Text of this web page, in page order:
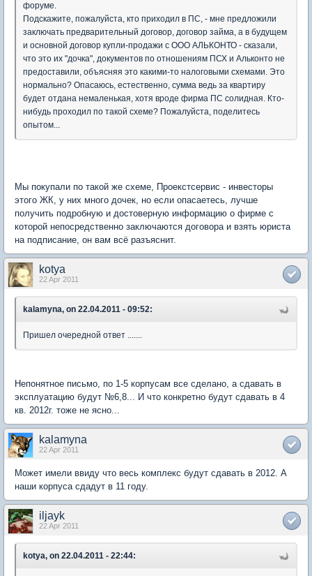
форуме.
Подскажите, пожалуйста, кто приходил в ПС, - мне предложили
заключать предварительный договор, договор займа, а в будущем
и основной договор купли-продажи с ООО АЛЬКОНТО - сказали,
что это их "дочка", документов по отношениям ПСХ и Альконто не
предоставили, объясняя это какими-то налоговыми схемами. Это
нормально? Опасаюсь, естественно, сумма ведь за квартиру
будет отдана немаленькая, хотя вроде фирма ПС солидная. Кто-
нибудь проходил по такой схеме? Пожалуйста, поделитесь
опытом...
Мы покупали по такой же схеме, Проекстсервис - инвесторы
этого ЖК, у них много дочек, но если опасаетесь, лучше
получить подробную и достоверную информацию о фирме с
которой непосредственно заключаются договора и взять юриста
на подписание, он вам всё разъяснит.
kotya
22 Apr 2011
kalamyna, on 22.04.2011 - 09:52:
Пришел очередной ответ .......
Непонятное письмо, по 1-5 корпусам все сделано, а сдавать в
эксплуатацию будут №6,8... И что конкретно будут сдавать в 4
кв. 2012г. тоже не ясно...
kalamyna
22 Apr 2011
Может имели ввиду что весь комплекс будут сдавать в 2012. А
наши корпуса сдадут в 11 году.
iljayk
22 Apr 2011
kotya, on 22.04.2011 - 22:44: